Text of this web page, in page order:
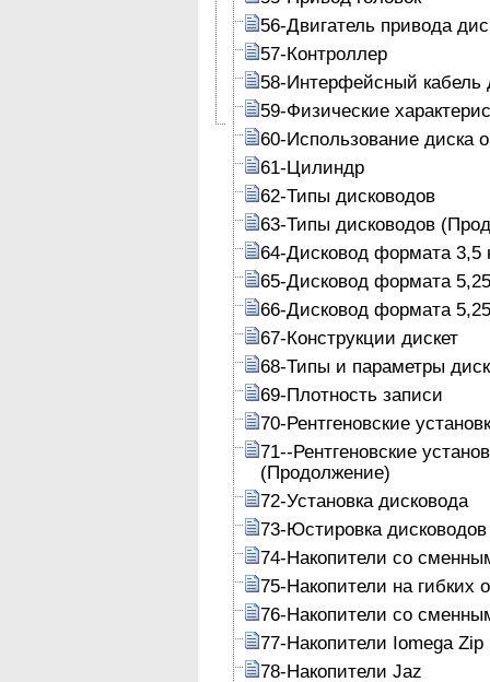
56-Двигатель привода
57-Контроллер
58-Интерфейсный кабель
59-Физические
60-Использование диска
61-Цилиндр
62-Типы дисководов
63-Типы дисководов
64-Дисковод формата 3,5
65-Дисковод формата
66-Дисковод формата
67-Конструкции дискет
68-Типы и параметры
69-Плотность записи
70-Рентгеновские
71--Рентгеновские
(Продолжение)
72-Установка дисковода
73-Юстировка дисководов
74-Накопители со
75-Накопители на гибких
76-Накопители со
77-Накопители Iomega Zip
78-Накопители Jaz